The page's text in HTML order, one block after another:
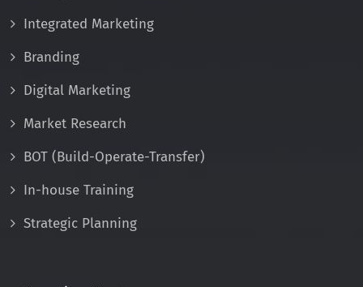
Integrated Marketing
Branding
Digital Marketing
Market Research
BOT (Build-Operate-Transfer)
In-house Training
Strategic Planning